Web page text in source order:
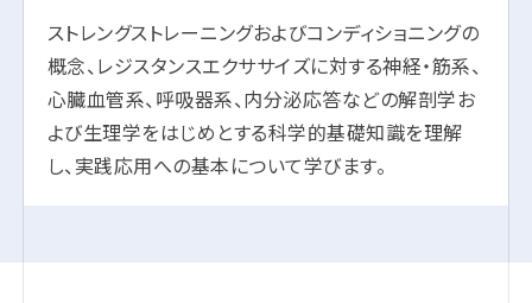
ストレングストレーニングおよびコンディショニングの
概念、レジスタンスエクササイズに対する神経・筋系、
心臓血管系、呼吸器系、内分泌応答などの解剖学お
よび生理学をはじめとする科学的基礎知識を理解
し、実践応用への基本について学びます。